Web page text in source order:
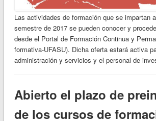
Las actividades de formación que se impartan
semestre de 2017 se pueden conocer y
desde el Portal de Formación Continua y
formativa-UFASU). Dicha oferta estará activa
administración y servicios y el personal de
Abierto el plazo de
de los cursos de